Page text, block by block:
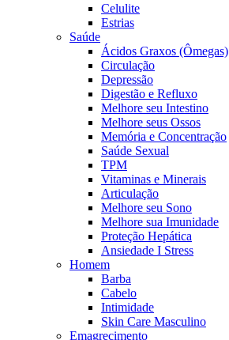
Celulite
Estrias
Saúde
Ácidos Graxos (Ômegas)
Circulação
Depressão
Digestão e Refluxo
Melhore seu Intestino
Melhore seus Ossos
Memória e Concentração
Saúde Sexual
TPM
Vitaminas e Minerais
Articulação
Melhore seu Sono
Melhore sua Imunidade
Proteção Hepática
Ansiedade I Stress
Homem
Barba
Cabelo
Intimidade
Skin Care Masculino
Emagrecimento